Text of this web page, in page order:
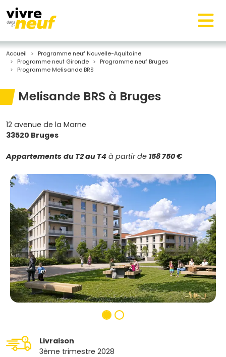
Accueil
Programme neuf Nouvelle-Aquitaine
Programme neuf Gironde
Programme neuf Bruges
Programme Melisande BRS
Melisande BRS à Bruges
12 avenue de la Marne
33520 Bruges
Appartements du T2 au T4 à partir de 158 750 €
Livraison
3ème trimestre 2028